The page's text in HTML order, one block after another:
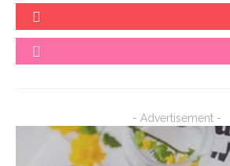
- Advertisement -